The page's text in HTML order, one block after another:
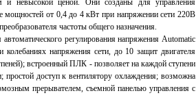
невысокой ценой. Они созданы для управления
мощностей от 0,4 до 4 кВт при напряжении сети 220В
частоты общего назначения.
регулирования напряжения Automatic
напряжения сети, до 10 защит двигателя
встроенный ПЛК - позволяет на каждой ступени
простой доступ к вентилятору охлаждения; возможна
прерывателем, съемной панелью управления с